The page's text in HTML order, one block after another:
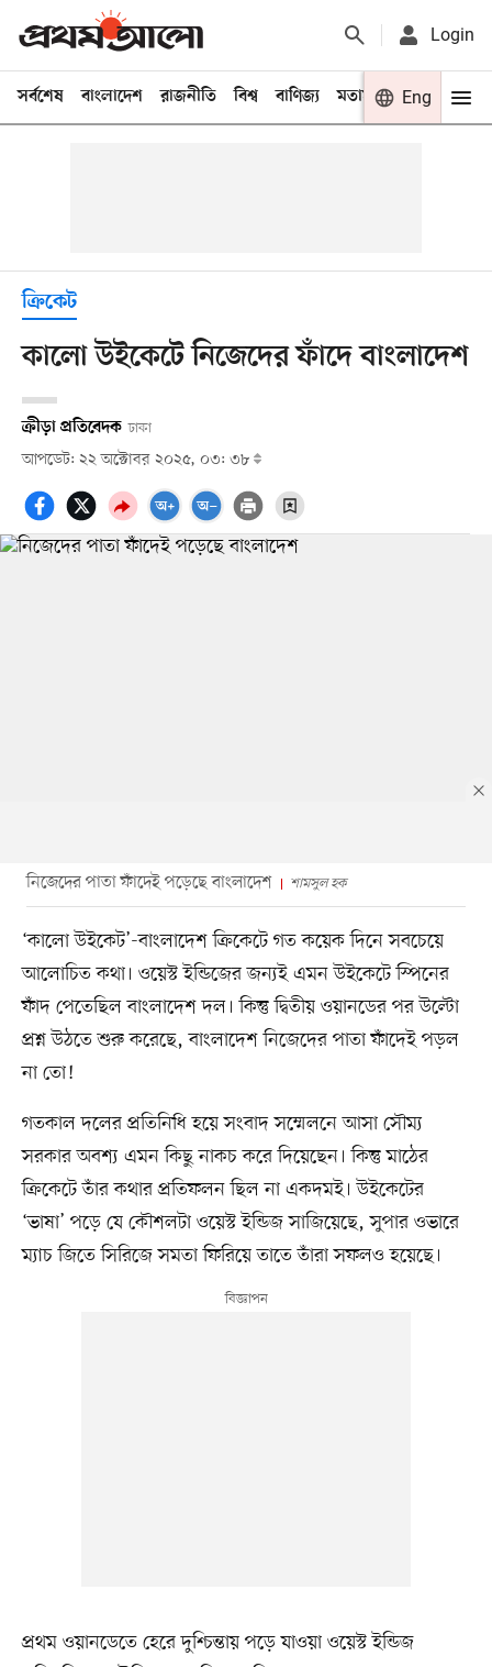
Login
সর্বশেষ বাংলাদেশ রাজনীতি বিশ্ব বাণিজ্য মতামত খেলা
Eng
ক্রিকেট
কালো উইকেটে নিজেদের ফাঁদে বাংলাদেশ
ক্রীড়া প্রতিবেদক ঢাকা
আপডেট: ২২ অক্টোবর ২০২৫, ০৩: ৩৮
নিজেদের পাতা ফাঁদেই পড়েছে বাংলাদেশ শামসুল হক
‘কালো উইকেট’-বাংলাদেশ ক্রিকেটে গত কয়েক দিনে সবচেয়ে
আলোচিত কথা। ওয়েস্ট ইন্ডিজের জন্যই এমন উইকেটে স্পিনের
ফাঁদ পেতেছিল বাংলাদেশ দল। কিন্তু দ্বিতীয় ওয়ানডের পর উল্টো
প্রশ্ন উঠতে শুরু করেছে, বাংলাদেশ নিজেদের পাতা ফাঁদেই পড়ল
না তো!
গতকাল দলের প্রতিনিধি হয়ে সংবাদ সম্মেলনে আসা সৌম্য
সরকার অবশ্য এমন কিছু নাকচ করে দিয়েছেন। কিন্তু মাঠের
ক্রিকেটে তাঁর কথার প্রতিফলন ছিল না একদমই। উইকেটের
‘ভাষা’ পড়ে যে কৌশলটা ওয়েস্ট ইন্ডিজ সাজিয়েছে, সুপার ওভারে
ম্যাচ জিতে সিরিজে সমতা ফিরিয়ে তাতে তাঁরা সফলও হয়েছে।
প্রথম ওয়ানডেতে হেরে দুশ্চিন্তায় পড়ে যাওয়া ওয়েস্ট ইন্ডিজ